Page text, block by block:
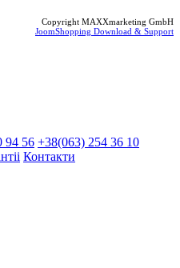
Copyright MAXXmarketing GmbH
JoomShopping Download & Support
94 56 +38(063) 254 36 10
Контакти